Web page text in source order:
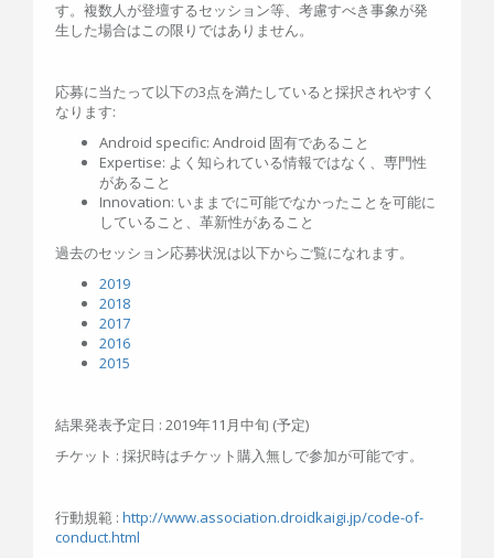
す。複数人が登壇するセッション等、考慮すべき事象が発
生した場合はこの限りではありません。
応募に当たって以下の3点を満たしていると採択されやすく
なります:
Android specific: Android 固有であること
Expertise: よく知られている情報ではなく、専門性
があること
Innovation: いままでに可能でなかったことを可能に
していること、革新性があること
過去のセッション応募状況は以下からご覧になれます。
2019
2018
2017
2016
2015
結果発表予定日 : 2019年11月中旬 (予定)
チケット : 採択時はチケット購入無しで参加が可能です。
行動規範 : http://www.association.droidkaigi.jp/code-of-
conduct.html